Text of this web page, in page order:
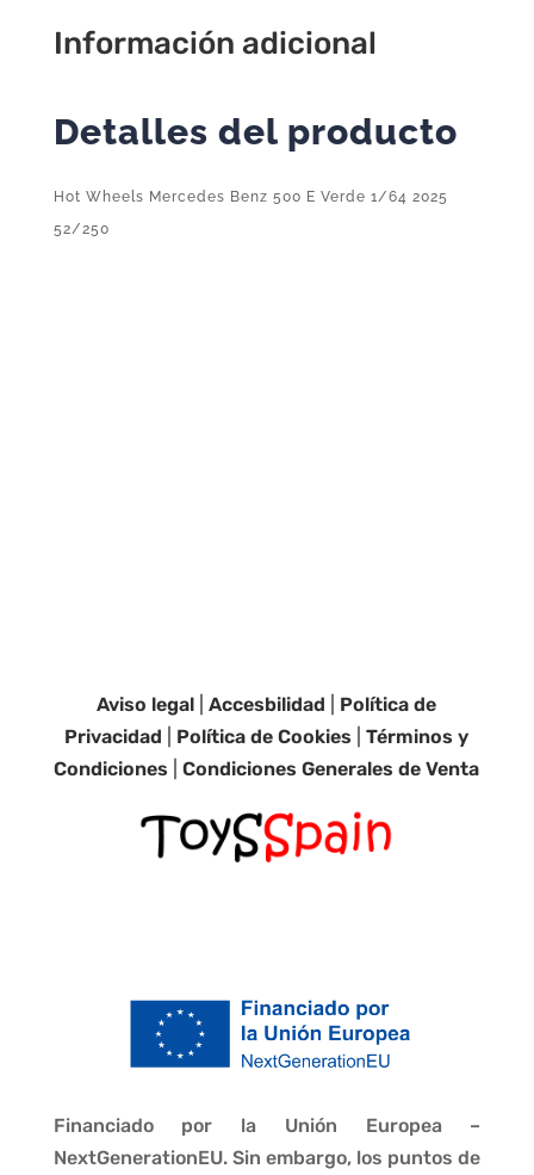
Verde
52/250
Información adicional
Detalles del producto
Hot Wheels Mercedes Benz 500 E Verde 1/64 2025
52/250
Aviso legal |Accesbilidad
Política de
Privacidad
Política de Cookies |Términos y
Condiciones |Condiciones Generales de Venta
Financiado por la Unión Europea –
NextGenerationEU. Sin embargo, los puntos de